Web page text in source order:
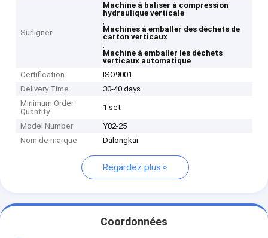
Surligner
Machine à baliser à compression
hydraulique verticale
,
Machines à emballer des déchets de
carton verticaux
,
Machine à emballer les déchets
verticaux automatique
Certification
ISO9001
Delivery Time
30-40 days
Minimum Order
Quantity
1 set
Model Number
Y82-25
Nom de marque
Dalongkai
Regardez plus
Coordonnées